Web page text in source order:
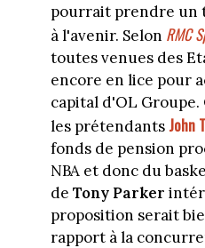
pourrait prendre un
à l'avenir. Selon RMC
toutes venues des
encore en lice pour
capital d'OL
les prétendants John
fonds de pension
NBA et donc du
de Tony Parker
proposition serait
rapport à la